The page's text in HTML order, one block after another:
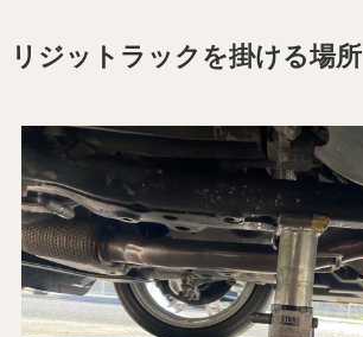
リジットラックを掛ける場所